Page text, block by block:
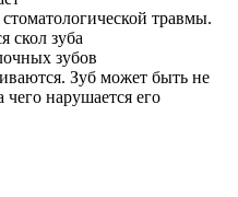
травмы.
скол зуба
зубов
Зуб может быть не
нарушается его